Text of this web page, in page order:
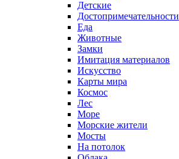
Детские
Достопримечательности
Еда
Животные
Замки
Имитация материалов
Искусство
Карты мира
Космос
Лес
Море
Морские жители
Мосты
На потолок